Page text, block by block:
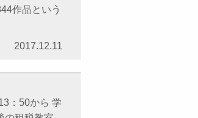
作品という
2017.12.11
：50から 学